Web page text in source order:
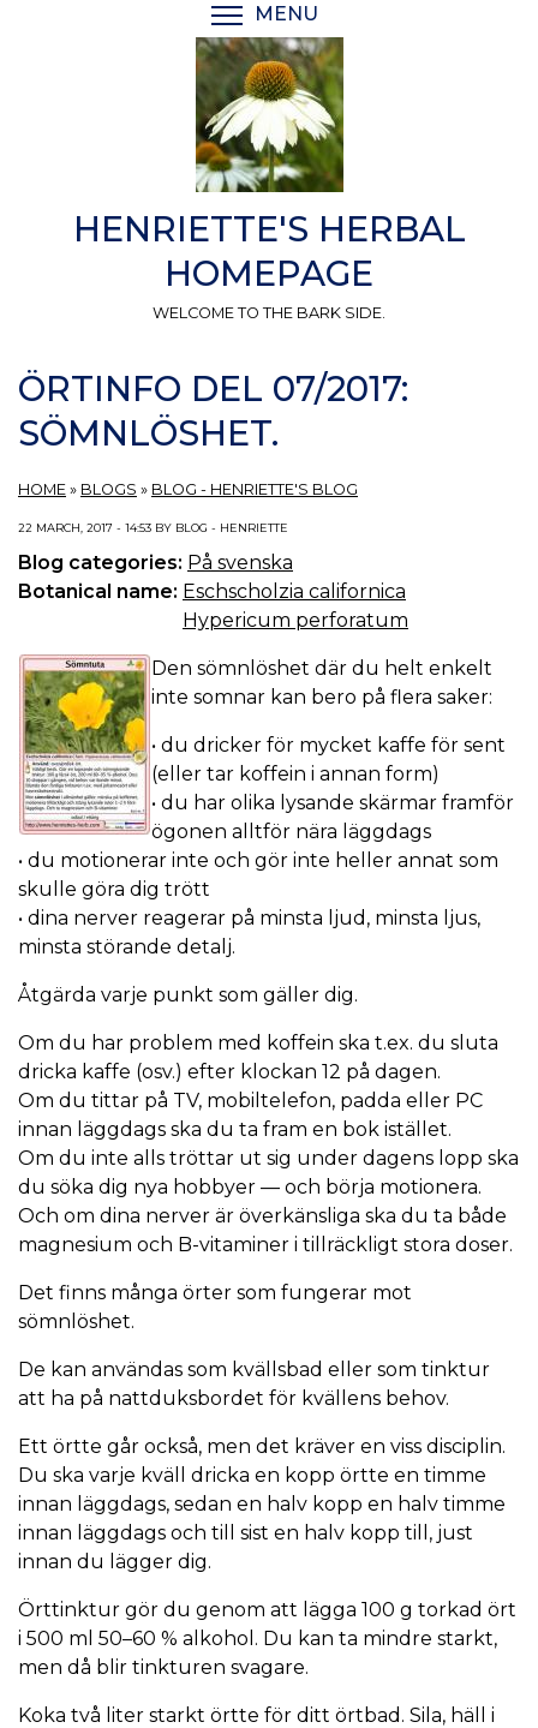
MENU
HENRIETTE'S HERBAL
HOMEPAGE
WELCOME TO THE BARK SIDE.
ÖRTINFO DEL 07/2017:
SÖMNLÖSHET.
HOME » BLOGS » BLOG - HENRIETTE'S BLOG
22 MARCH, 2017 - 14:53 BY BLOG - HENRIETTE
Blog categories: På svenska
Botanical name: Eschscholzia californica
Hypericum perforatum
Den sömnlöshet där du helt enkelt
inte somnar kan bero på flera saker:
• du dricker för mycket kaffe för sent
(eller tar koffein i annan form)
• du har olika lysande skärmar framför
ögonen alltför nära läggdags
• du motionerar inte och gör inte heller annat som
skulle göra dig trött
• dina nerver reagerar på minsta ljud, minsta ljus,
minsta störande detalj.
Åtgärda varje punkt som gäller dig.
Om du har problem med koffein ska t.ex. du sluta
dricka kaffe (osv.) efter klockan 12 på dagen.
Om du tittar på TV, mobiltelefon, padda eller PC
innan läggdags ska du ta fram en bok istället.
Om du inte alls tröttar ut sig under dagens lopp ska
du söka dig nya hobbyer — och börja motionera.
Och om dina nerver är överkänsliga ska du ta både
magnesium och B-vitaminer i tillräckligt stora doser.
Det finns många örter som fungerar mot
sömnlöshet.
De kan användas som kvällsbad eller som tinktur
att ha på nattduksbordet för kvällens behov.
Ett örtte går också, men det kräver en viss disciplin.
Du ska varje kväll dricka en kopp örtte en timme
innan läggdags, sedan en halv kopp en halv timme
innan läggdags och till sist en halv kopp till, just
innan du lägger dig.
Örttinktur gör du genom att lägga 100 g torkad ört
i 500 ml 50–60 % alkohol. Du kan ta mindre starkt,
men då blir tinkturen svagare.
Koka två liter starkt örtte för ditt örtbad. Sila, häll i